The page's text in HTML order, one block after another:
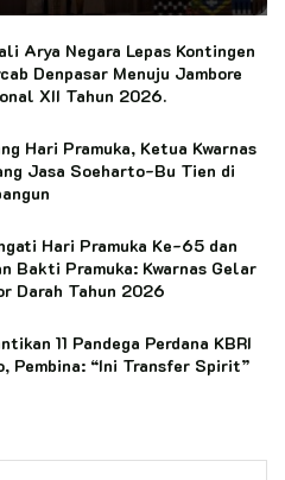
Arya Negara Lepas Kontingen
Denpasar Menuju Jambore
XII Tahun 2026.
Hari Pramuka, Ketua Kwarnas
Jasa Soeharto-Bu Tien di
Hari Pramuka Ke-65 dan
Bakti Pramuka: Kwarnas Gelar
Darah Tahun 2026
11 Pandega Perdana KBRI
Pembina: “Ini Transfer Spirit”